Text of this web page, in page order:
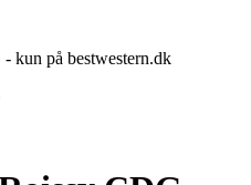
på bestwestern.dk